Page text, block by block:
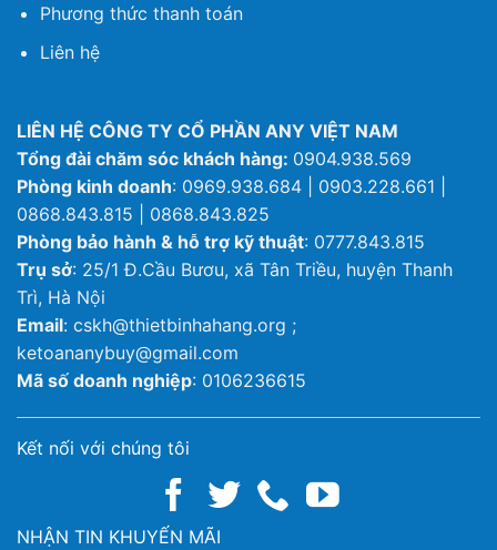
Phương thức thanh toán
Liên hệ
LIÊN HỆ CÔNG TY CỔ PHẦN ANY VIỆT NAM
Tổng đài chăm sóc khách hàng: 0904.938.569
Phòng kinh doanh: 0969.938.684 | 0903.228.661 |
0868.843.815 | 0868.843.825
Phòng bảo hành & hỗ trợ kỹ thuật: 0777.843.815
Trụ sở: 25/1 Đ.Cầu Bươu, xã Tân Triều, huyện Thanh
Trì, Hà Nội
Email: cskh@thietbinhahang.org ;
ketoananybuy@gmail.com
Mã số doanh nghiệp: 0106236615
Kết nối với chúng tôi
NHẬN TIN KHUYẾN MÃI